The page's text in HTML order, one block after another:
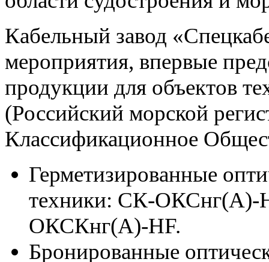
Кабельный завод
мероприятия, впервые
продукции для объектов
(Российский морской
Классификационное
Герметизированные
техники: СК-
ОКСКнг(А)-HF.
Бронированные